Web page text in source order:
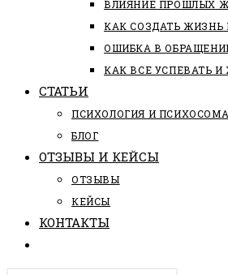
ВЛИЯНИЕ ПРОШЛЫХ
КАК СОЗДАТЬ ЖИЗНЬ
ОШИБКА В
КАК ВСЕ УСПЕВАТЬ
СТАТЬИ
ПCИХОЛОГИЯ И
БЛОГ
ОТЗЫВЫ И КЕЙСЫ
ОТЗЫВЫ
КЕЙСЫ
КОНТАКТЫ